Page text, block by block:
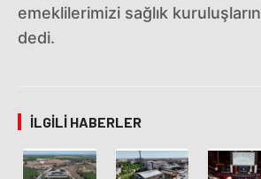
emeklilerimizi sağlık
dedi.
İLGILI HABERLER